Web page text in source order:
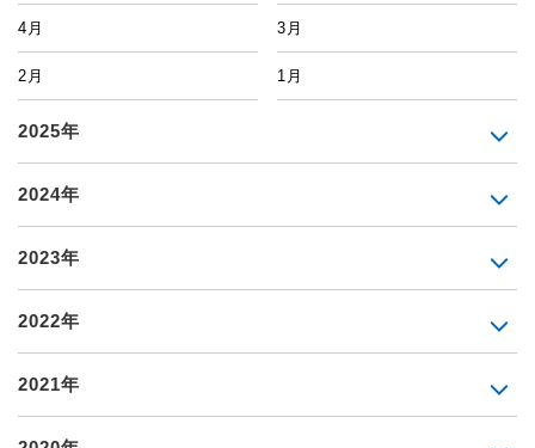
4月 3月
2月 1月
2025年
2024年
2023年
2022年
2021年